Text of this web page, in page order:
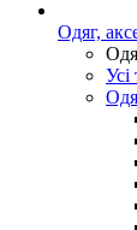
Одяг,
Усі